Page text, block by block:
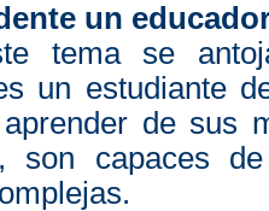
un
tema se
un estudiante
de sus
son capaces